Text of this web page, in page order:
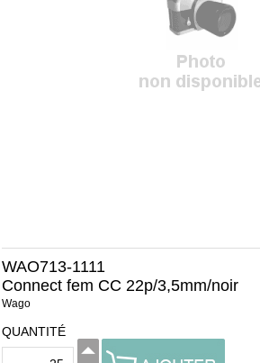
WAO713-1111
Connect fem CC 22p/3,5mm/noir
Wago
QUANTITÉ